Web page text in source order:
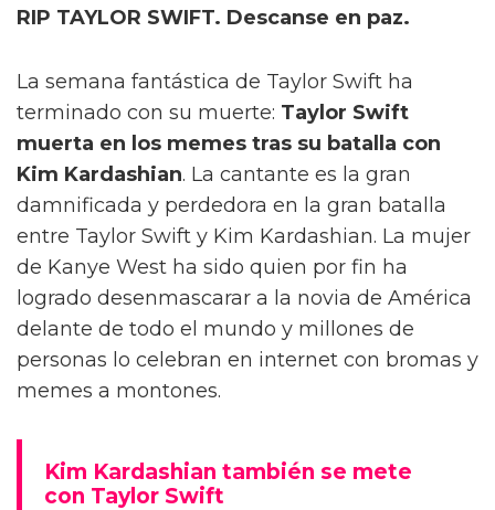
RIP TAYLOR SWIFT. Descanse en paz.
La semana fantástica de Taylor Swift ha
terminado con su muerte: Taylor Swift
muerta en los memes tras su batalla con
Kim Kardashian. La cantante es la gran
damnificada y perdedora en la gran batalla
entre Taylor Swift y Kim Kardashian. La mujer
de Kanye West ha sido quien por fin ha
logrado desenmascarar a la novia de América
delante de todo el mundo y millones de
personas lo celebran en internet con bromas y
memes a montones.
Kim Kardashian también se mete
con Taylor Swift